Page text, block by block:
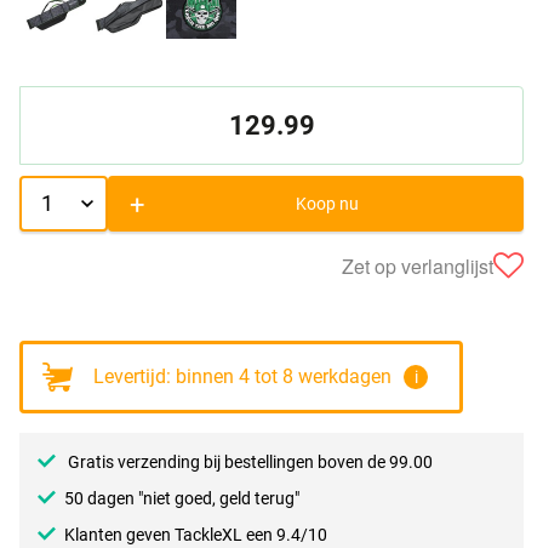
129.99
+ Koop nu
Zet op verlanglijst
Levertijd: binnen 4 tot 8 werkdagen i
Gratis verzending bij bestellingen boven de 99.00
50 dagen "niet goed, geld terug"
Klanten geven TackleXL een 9.4/10